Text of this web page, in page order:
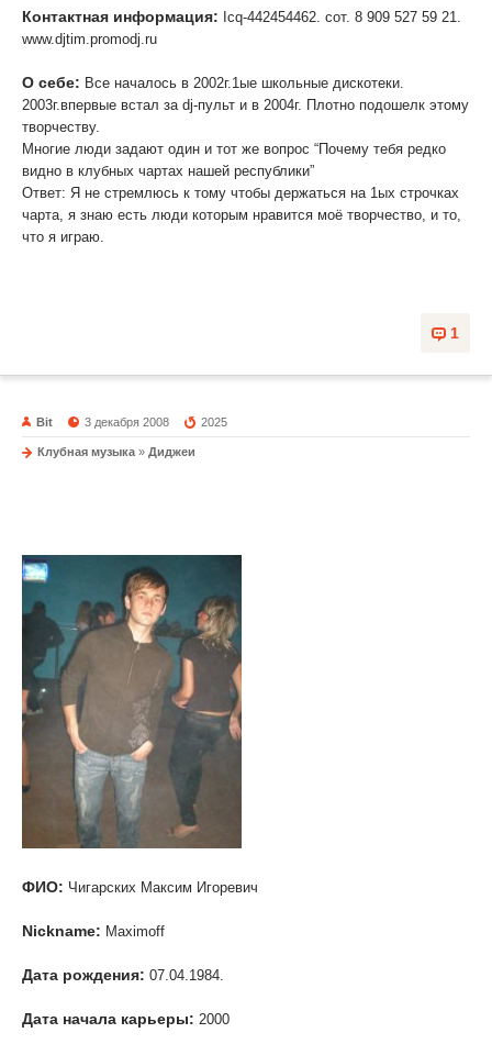
Контактная информация: Icq-442454462. сот. 8 909 527 59 21.
www.djtim.promodj.ru
О себе: Все началось в 2002г.1ые школьные дискотеки.
2003г.впервые встал за dj-пульт и в 2004г. Плотно подошелк этому
творчеству.
Многие люди задают один и тот же вопрос “Почему тебя редко
видно в клубных чартах нашей республики”
Ответ: Я не стремлюсь к тому чтобы держаться на 1ых строчках
чарта, я знаю есть люди которым нравится моё творчество, и то,
что я играю.
1
Bit 3 декабря 2008 2025
Клубная музыка » Диджеи
ФИО: Чигарских Максим Игоревич
Nickname: Maximoff
Дата рождения: 07.04.1984.
Дата начала карьеры: 2000